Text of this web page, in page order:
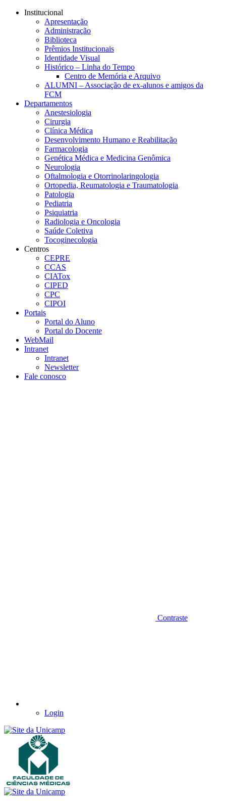
Conteúdo principal
Institucional
Apresentação
Administração
Biblioteca
Prêmios Institucionais
Identidade Visual
Histórico – Linha do Tempo
Centro de Memória e Arquivo
ALUMNI – Associação de ex-alunos e amigos da
FCM
Departamentos
Anestesiologia
Cirurgia
Clínica Médica
Desenvolvimento Humano e Reabilitação
Farmacologia
Genética Médica e Medicina Genômica
Neurologia
Oftalmologia e Otorrinolaringologia
Ortopedia, Reumatologia e Traumatologia
Patologia
Pediatria
Psiquiatria
Radiologia e Oncologia
Saúde Coletiva
Tocoginecologia
Centros
CEPRE
CCAS
CIATox
CIPED
CPC
CIPOI
Portais
Portal do Aluno
Portal do Docente
WebMail
Intranet
Intranet
Newsletter
Fale conosco
Contraste
Login